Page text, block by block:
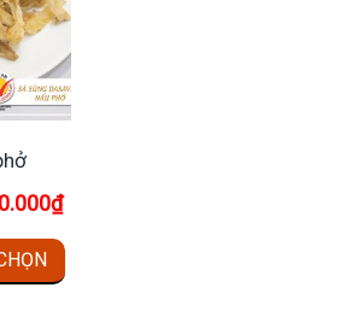
₫
Sản
phẩm